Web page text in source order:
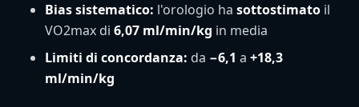
Bias sistematico: l'orologio ha sottostimato il
VO2max di 6,07 ml/min/kg in media
Limiti di concordanza: da −6,1 a +18,3
ml/min/kg